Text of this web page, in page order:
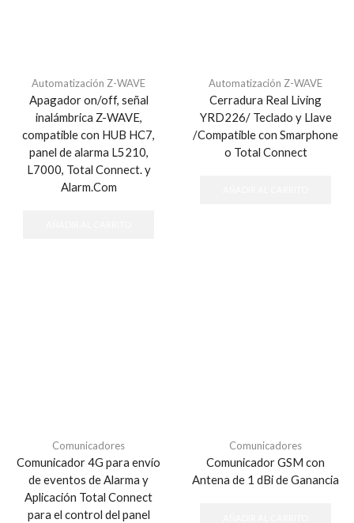
Automatización Z-WAVE
Apagador on/off, señal
inalámbrica Z-WAVE,
compatible con HUB HC7,
panel de alarma L5210,
L7000, Total Connect. y
Alarm.Com
Automatización Z-WAVE
Cerradura Real Living
YRD226/ Teclado y Llave
/Compatible con Smarphone
o Total Connect
Comunicadores
Comunicador 4G para envío
de eventos de Alarma y
Aplicación Total Connect
para el control del panel
Comunicadores
Comunicador GSM con
Antena de 1 dBi de Ganancia